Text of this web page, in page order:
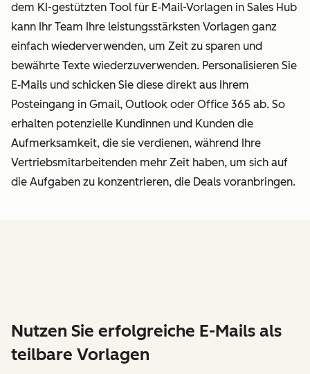
dem KI-gestützten Tool für E‑Mail-Vorlagen in Sales Hub
kann Ihr Team Ihre leistungsstärksten Vorlagen ganz
einfach wiederverwenden, um Zeit zu sparen und
bewährte Texte wiederzuverwenden. Personalisieren Sie
E‑Mails und schicken Sie diese direkt aus Ihrem
Posteingang in Gmail, Outlook oder Office 365 ab. So
erhalten potenzielle Kundinnen und Kunden die
Aufmerksamkeit, die sie verdienen, während Ihre
Vertriebsmitarbeitenden mehr Zeit haben, um sich auf
die Aufgaben zu konzentrieren, die Deals voranbringen.
Nutzen Sie erfolgreiche E-Mails als
teilbare Vorlagen